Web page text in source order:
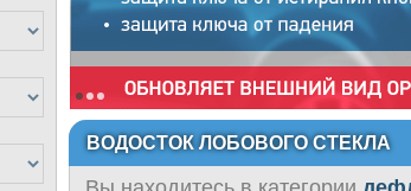
ВОДОСТОК ЛОБОВОГО СТЕКЛА